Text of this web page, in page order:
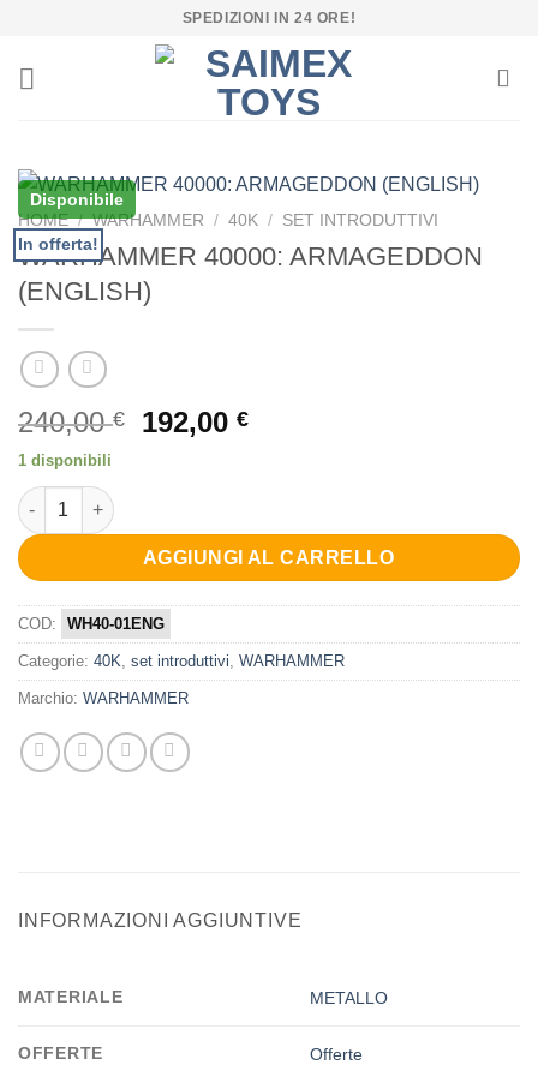
contenuti
SPEDIZIONI IN 24 ORE!
Disponibile
In offerta!
HOME / WARHAMMER / 40K / SET INTRODUTTIVI
WARHAMMER 40000: ARMAGEDDON
(ENGLISH)
240,00€
Il
240,00 €.
192,00€Il
192,00 €.
1 disponibili
WARHAMMER 40000: ARMAGEDDON (ENGLISH) quantità
AGGIUNGI AL CARRELLO
COD: WH40-01ENG
Categorie: 40K, set introduttivi, WARHAMMER
Marchio: WARHAMMER
INFORMAZIONI AGGIUNTIVE
MATERIALE METALLO
OFFERTE Offerte